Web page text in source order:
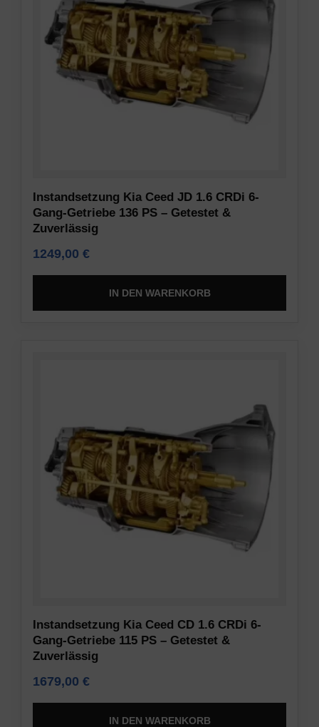
Instandsetzung Kia Ceed JD 1.6 CRDi 6-
Gang-Getriebe 136 PS – Getestet &
Zuverlässig
1249,00 €
IN DEN WARENKORB
Instandsetzung Kia Ceed CD 1.6 CRDi 6-
Gang-Getriebe 115 PS – Getestet &
Zuverlässig
1679,00 €
IN DEN WARENKORB